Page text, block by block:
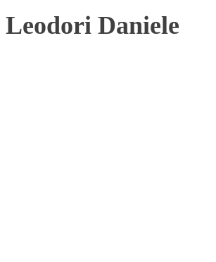
Leodori Daniele